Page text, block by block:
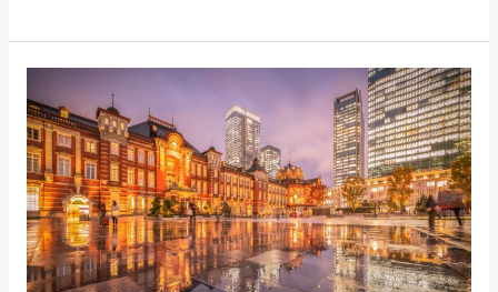
Helfer
im
Kampf
gegen
Starkregen